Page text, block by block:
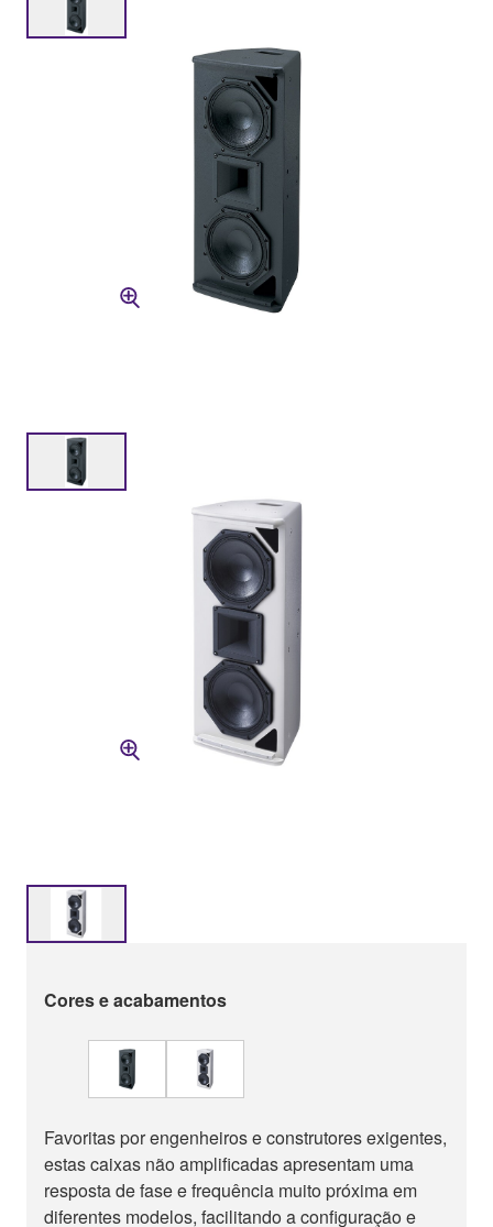
Cores e acabamentos
Favoritas por engenheiros e construtores exigentes,
estas caixas não amplificadas apresentam uma
resposta de fase e frequência muito próxima em
diferentes modelos, facilitando a configuração e